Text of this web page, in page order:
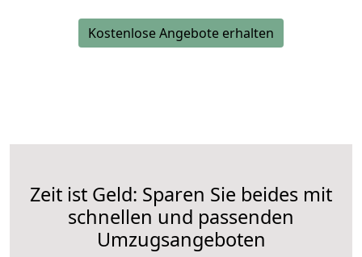
Kostenlose Angebote erhalten
Zeit ist Geld: Sparen Sie beides mit
schnellen und passenden
Umzugsangeboten